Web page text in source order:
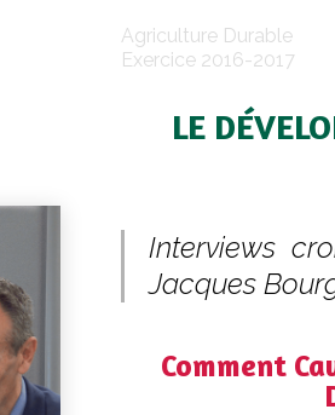
Agriculture Durable
Exercice 2016-2017
LE
Interviews
Jacques
Comment